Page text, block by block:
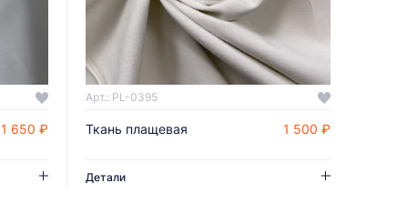
1 650 ₽
Арт.: PL-0395
Ткань плащевая 1 500 ₽
Детали